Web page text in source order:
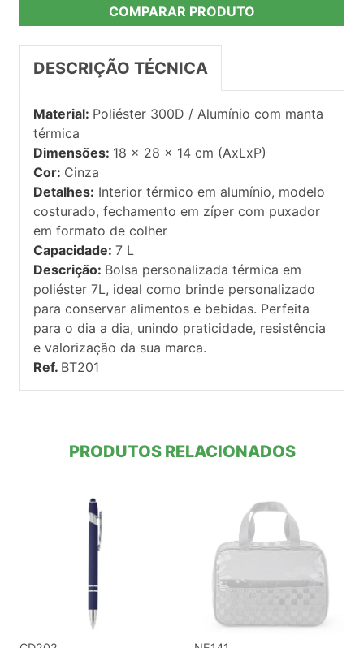
COMPARAR PRODUTO
DESCRIÇÃO TÉCNICA
Material: Poliéster 300D / Alumínio com manta
térmica
Dimensões: 18 x 28 x 14 cm (AxLxP)
Cor: Cinza
Detalhes: Interior térmico em alumínio, modelo
costurado, fechamento em zíper com puxador
em formato de colher
Capacidade: 7 L
Descrição: Bolsa personalizada térmica em
poliéster 7L, ideal como brinde personalizado
para conservar alimentos e bebidas. Perfeita
para o dia a dia, unindo praticidade, resistência
e valorização da sua marca.
Ref. BT201
PRODUTOS RELACIONADOS